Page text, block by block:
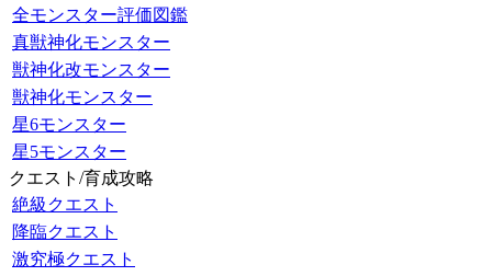
全モンスター評価図鑑
真獣神化モンスター
獣神化改モンスター
獣神化モンスター
星6モンスター
星5モンスター
クエスト/育成攻略
絶級クエスト
降臨クエスト
激究極クエスト